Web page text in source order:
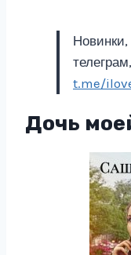
t.me/
Дочь